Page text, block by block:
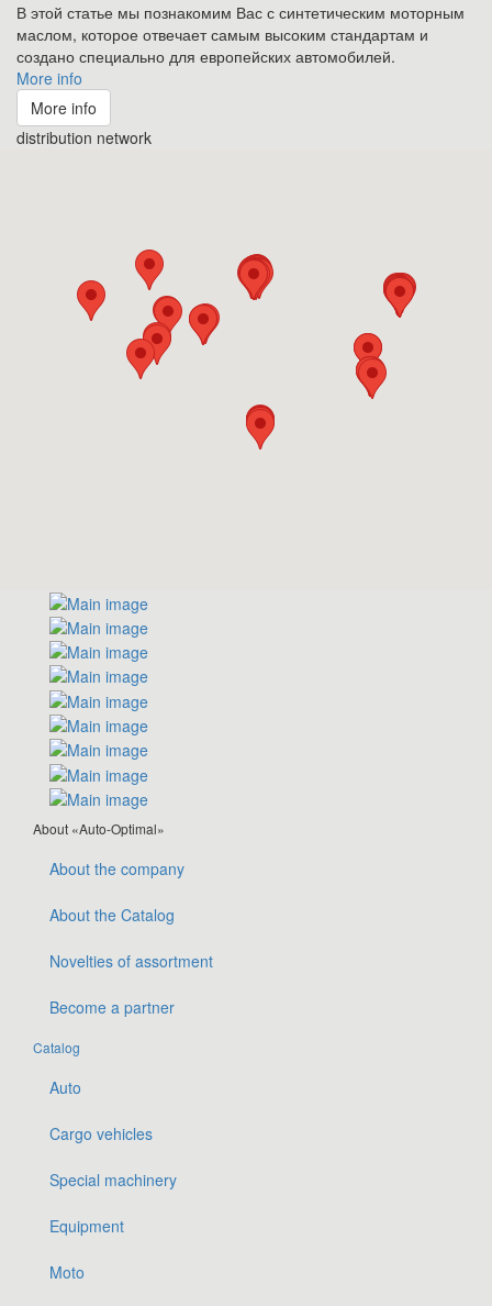
В этой статье мы познакомим Вас с синтетическим моторным
маслом, которое отвечает самым высоким стандартам и
создано специально для европейских автомобилей.
More info
More info
distribution network
About «Auto-Optimal»
About the company
About the Catalog
Novelties of assortment
Become a partner
Catalog
Auto
Cargo vehicles
Special machinery
Equipment
Moto